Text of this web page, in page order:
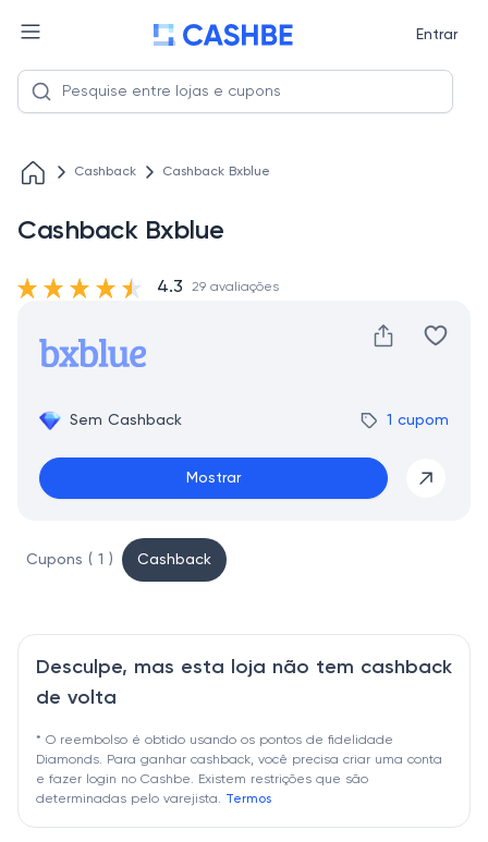
Entrar
Cashback Cashback Bxblue
Cashback Bxblue
Sem Cashback 1 cupom
Mostrar
4.3 29 avaliações
Cupons ( 1 ) Cashback
Desculpe, mas esta loja não tem cashback
de volta
* O reembolso é obtido usando os pontos de fidelidade
Diamonds. Para ganhar cashback, você precisa criar uma conta
e fazer login no Cashbe. Existem restrições que são
determinadas pelo varejista. Termos